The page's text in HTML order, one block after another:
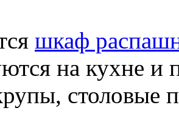
шкаф
на кухне
столовые